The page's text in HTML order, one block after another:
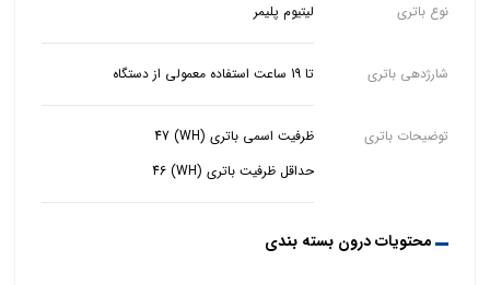
نوع باتری لیتیوم پلیمر
شارژدهی باتری تا 19 ساعت استفاده معمولی از دستگاه
توضیحات باتری
ظرفیت اسمی باتری (WH) 47
حداقل ظرفیت باتری (WH) 46
محتویات درون بسته بندی